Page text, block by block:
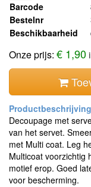
Barcode
Bestelnr
Beschikbaarheid
Onze prijs: € 1,90
Decoupage met
van het servet.
met Multi coat. Leg
Multicoat voorzichtig
motief erop. Goed
voor bescherming.